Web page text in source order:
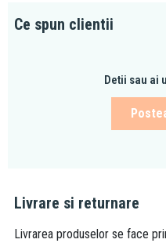
Ce spun clientii
Detii sau ai
Livrare si returnare
Livrarea produselor se face